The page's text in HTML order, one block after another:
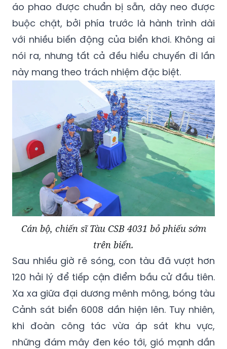
áo phao được chuẩn bị sẵn, dây neo được
buộc chặt, bởi phía trước là hành trình dài
với nhiều biến động của biển khơi. Không ai
nói ra, nhưng tất cả đều hiểu chuyến đi lần
này mang theo trách nhiệm đặc biệt.
Cán bộ, chiến sĩ Tàu CSB 4031 bỏ phiếu sớm
trên biển.
Sau nhiều giờ rẽ sóng, con tàu đã vượt hơn
120 hải lý để tiếp cận điểm bầu cử đầu tiên.
Xa xa giữa đại dương mênh mông, bóng tàu
Cảnh sát biển 6008 dần hiện lên. Tuy nhiên,
khi đoàn công tác vừa áp sát khu vực,
những đám mây đen kéo tới, gió mạnh dần